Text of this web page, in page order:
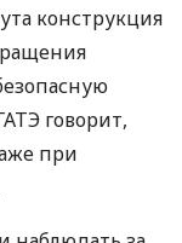
конструкция
говорит,
при